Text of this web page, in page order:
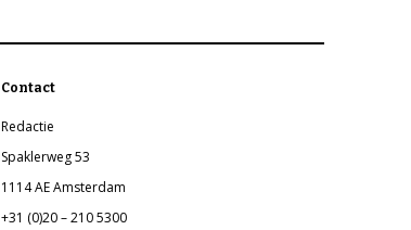
Contact
Redactie
Spaklerweg 53
1114 AE Amsterdam
+31 (0)20 – 210 5300